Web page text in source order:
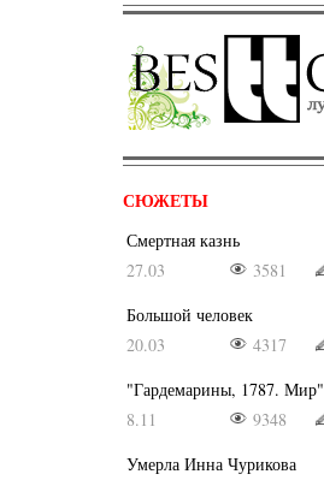
СЮЖЕТЫ
Смертная казнь
27.03
3581
Большой человек
20.03
4317
"Гардемарины, 1787. Мир"
8.11
9348
Умерла Инна Чурикова